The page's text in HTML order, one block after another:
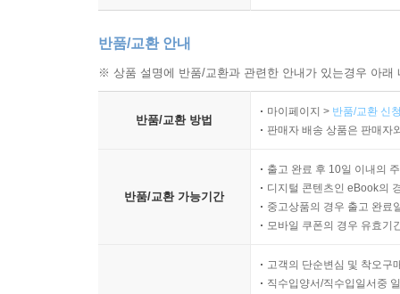
반품/교환 안내
※ 상품 설명에 반품/교환과 관련한 안내가 있는경우 아
반품/교환 방법
마이페이지 > 반품/교환 신
판매자 배송 상품은 판매자
반품/교환 가능기간
출고 완료 후 10일 이내의
디지털 콘텐츠인 eBook의
중고상품의 경우 출고 완료
모바일 쿠폰의 경우 유효기
고객의 단순변심 및 착오구
직수입양서/직수입일서중